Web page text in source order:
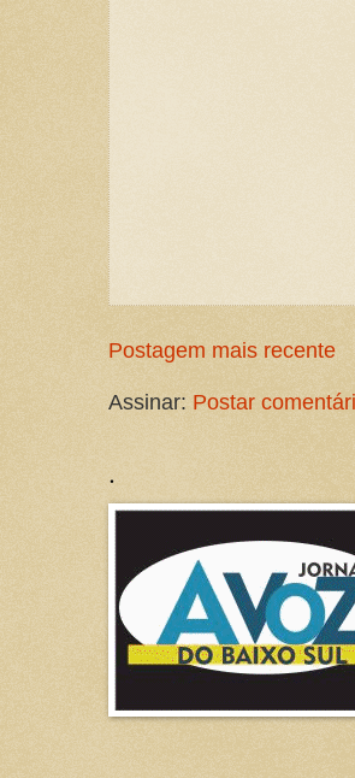
Postagem mais recente
Assinar: Postar
.